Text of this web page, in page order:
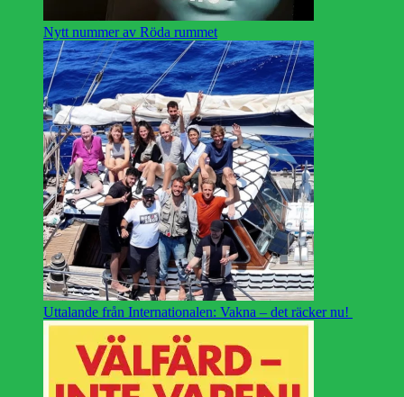
Nytt nummer av Röda rummet
Uttalande från Internationalen: Vakna – det räcker nu!